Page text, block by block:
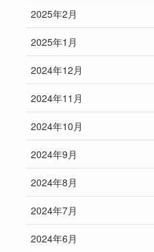
2025年2月
2025年1月
2024年12月
2024年11月
2024年10月
2024年9月
2024年8月
2024年7月
2024年6月